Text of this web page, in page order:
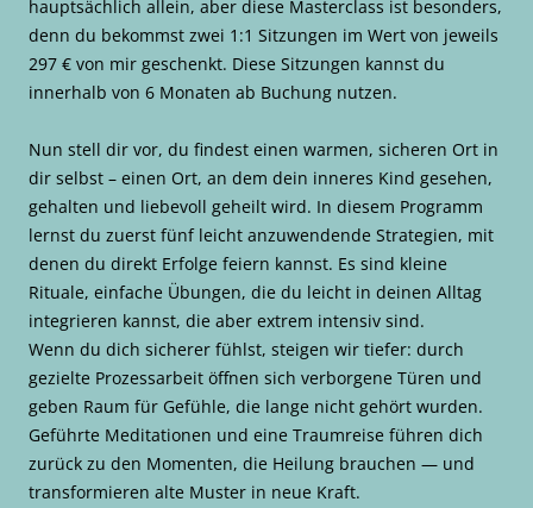
hauptsächlich allein, aber diese Masterclass ist besonders,
denn du bekommst zwei 1:1 Sitzungen im Wert von jeweils
297 € von mir geschenkt. Diese Sitzungen kannst du
innerhalb von 6 Monaten ab Buchung nutzen.
Nun stell dir vor, du findest einen warmen, sicheren Ort in
dir selbst – einen Ort, an dem dein inneres Kind gesehen,
gehalten und liebevoll geheilt wird. In diesem Programm
lernst du zuerst fünf leicht anzuwendende Strategien, mit
denen du direkt Erfolge feiern kannst. Es sind kleine
Rituale, einfache Übungen, die du leicht in deinen Alltag
integrieren kannst, die aber extrem intensiv sind.
Wenn du dich sicherer fühlst, steigen wir tiefer: durch
gezielte Prozessarbeit öffnen sich verborgene Türen und
geben Raum für Gefühle, die lange nicht gehört wurden.
Geführte Meditationen und eine Traumreise führen dich
zurück zu den Momenten, die Heilung brauchen — und
transformieren alte Muster in neue Kraft.